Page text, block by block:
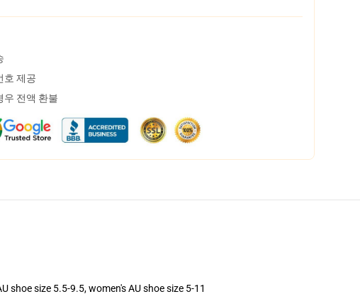
호 제공
우 전액 환불
shoe size 5.5-9.5, women's AU shoe size 5-11